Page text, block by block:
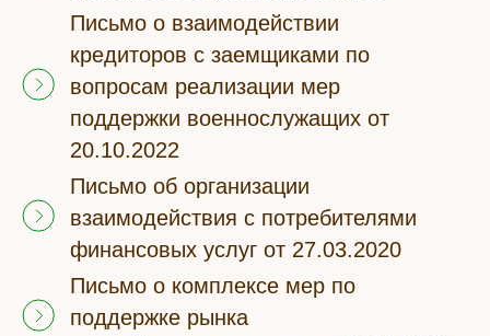
Письмо о взаимодействии
кредиторов с заемщиками по
вопросам реализации мер
поддержки военнослужащих от
20.10.2022
Письмо об организации
взаимодействия с потребителями
финансовых услуг от 27.03.2020
Письмо о комплексе мер по
поддержке рынка